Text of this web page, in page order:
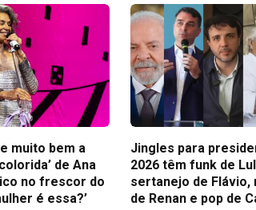
muito bem a
de Ana
no frescor do
é essa?’
Jingles para
2026 têm funk de
sertanejo de Flávio,
de Renan e pop de